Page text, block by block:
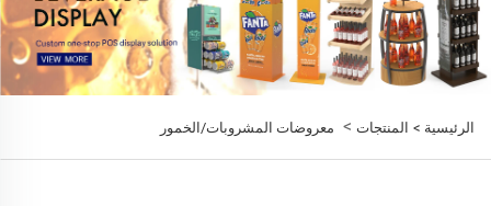
الرئيسية > المنتجات > معروضات المشروبات/الخمور